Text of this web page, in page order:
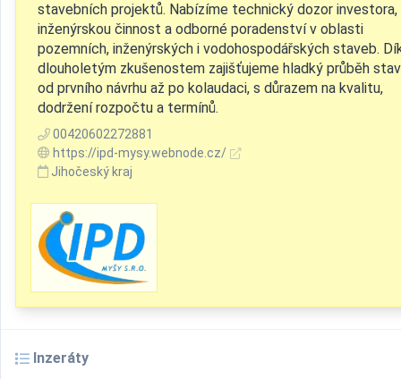
stavebních projektů. Nabízíme technický dozor investora,
inženýrskou činnost a odborné poradenství v oblasti
pozemních, inženýrských i vodohospodářských staveb.
dlouholetým zkušenostem zajišťujeme hladký průběh
od prvního návrhu až po kolaudaci, s důrazem na kvalitu,
dodržení rozpočtu a termínů.
00420602272881
https://ipd-mysy.webnode.cz/
Jihočeský kraj
Inzeráty